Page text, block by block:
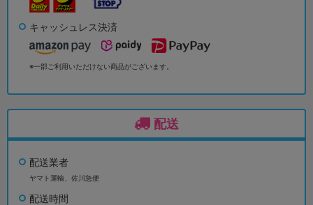
キャッシュレス決済
※一部ご利用いただけない商品がございます。
配送
配送業者
ヤマト運輸、佐川急便
配送時間